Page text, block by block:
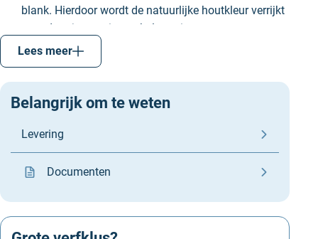
blank. Hierdoor wordt de natuurlijke houtkleur verrijkt
waardoor jouw tuinmeubel mooier en meer
beschermd zijn na behandeling met dit product.
Beschermt 2x langer dan normale olie
CetaBever Tuinmeubelolie Waterproof beschermt het
hout 2x langer dan normale olie waardoor deze olie
product zijn je tuinmeubels voor lange tijd
beschermd.
Tuinmeubelolie Waterproof aan
Breng de olie aan met een
Lees meer
Belangrijk om te weten
Levering
Documenten